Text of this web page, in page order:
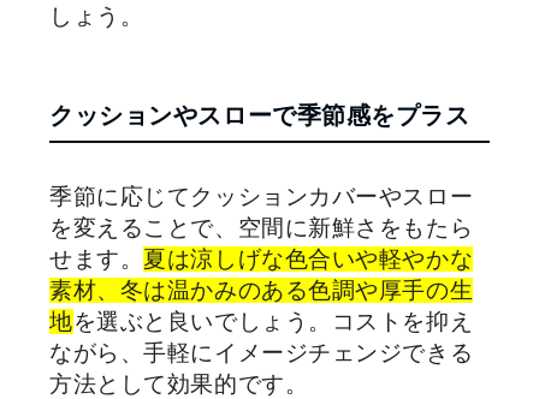
しょう。
クッションやスローで季節感をプラス
季節に応じてクッションカバーやスロー
を変えることで、空間に新鮮さをもたら
せます。 夏は涼しげな色合いや軽やかな
素材、冬は温かみのある色調や厚手の生
地を選ぶと良いでしょう。コストを抑え
ながら、手軽にイメージチェンジできる
方法として効果的です。